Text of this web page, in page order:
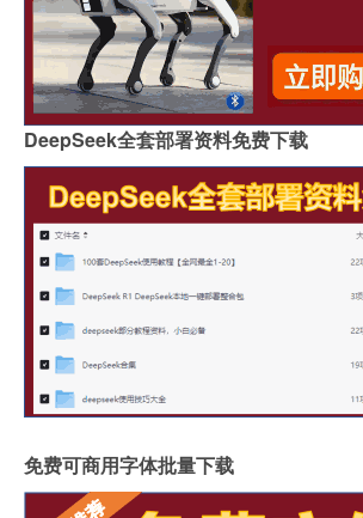
DeepSeek全套部署资料免费下载
免费可商用字体批量下载